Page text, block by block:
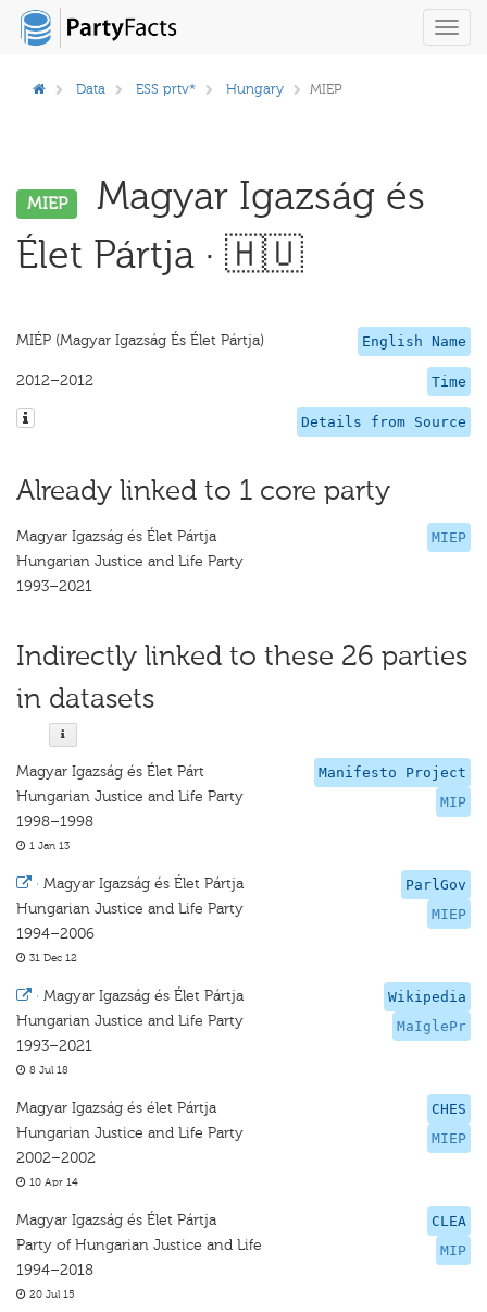
Data ESS prtv* Hungary MIEP
MIEP
Magyar Igazság és
Élet Pártja · 🇭🇺
English Name
MIÉP (Magyar Igazság És Élet Pártja)
Time
2012–2012
Details from Source
Already linked to 1 core party
MIEP
Magyar Igazság és Élet Pártja
Hungarian Justice and Life Party
1993–2021
Indirectly linked to these 26 parties
in datasets
Manifesto Project
MIP
Magyar Igazság és Élet Párt
Hungarian Justice and Life Party
1998–1998
1 Jan 13
ParlGov
MIEP
· Magyar Igazság és Élet Pártja
Hungarian Justice and Life Party
1994–2006
31 Dec 12
Wikipedia
MaIglePr
· Magyar Igazság és Élet Pártja
Hungarian Justice and Life Party
1993–2021
8 Jul 18
CHES
MIEP
Magyar Igazság és élet Pártja
Hungarian Justice and Life Party
2002–2002
10 Apr 14
CLEA
MIP
Magyar Igazság és Élet Pártja
Party of Hungarian Justice and Life
1994–2018
20 Jul 15